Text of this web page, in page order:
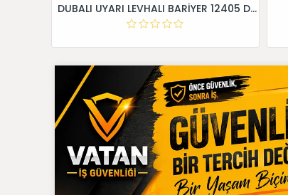
DUBALI UYARI LEVHALI BARİYER 12405 DB R